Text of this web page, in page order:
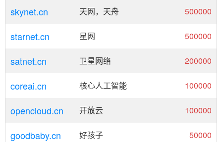
skynet.cn 天网，天舟 500000
starnet.cn 星网 500000
satnet.cn 卫星网络 200000
coreai.cn 核心人工智能 100000
opencloud.cn 开放云 100000
goodbaby.cn 好孩子 50000